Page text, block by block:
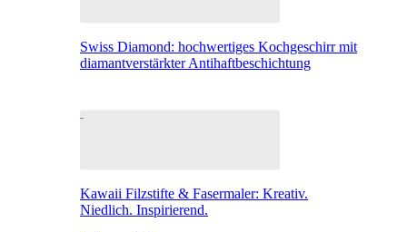
Swiss Diamond: hochwertiges Kochgeschirr mit
diamantverstärkter Antihaftbeschichtung
Kawaii Filzstifte & Fasermaler: Kreativ.
Niedlich. Inspirierend.